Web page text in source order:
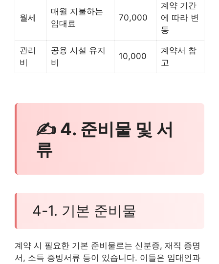
월세
매월 지불하는
임대료
70,000
계약 기간
에 따라 변
동
관리
비
공용 시설 유지
비
10,000
계약서 참
고
✍ 4. 준비물 및 서
류
4-1. 기본 준비물
계약 시 필요한 기본 준비물로는 신분증, 재직 증명
서, 소득 증빙서류 등이 있습니다. 이들은 임대인과